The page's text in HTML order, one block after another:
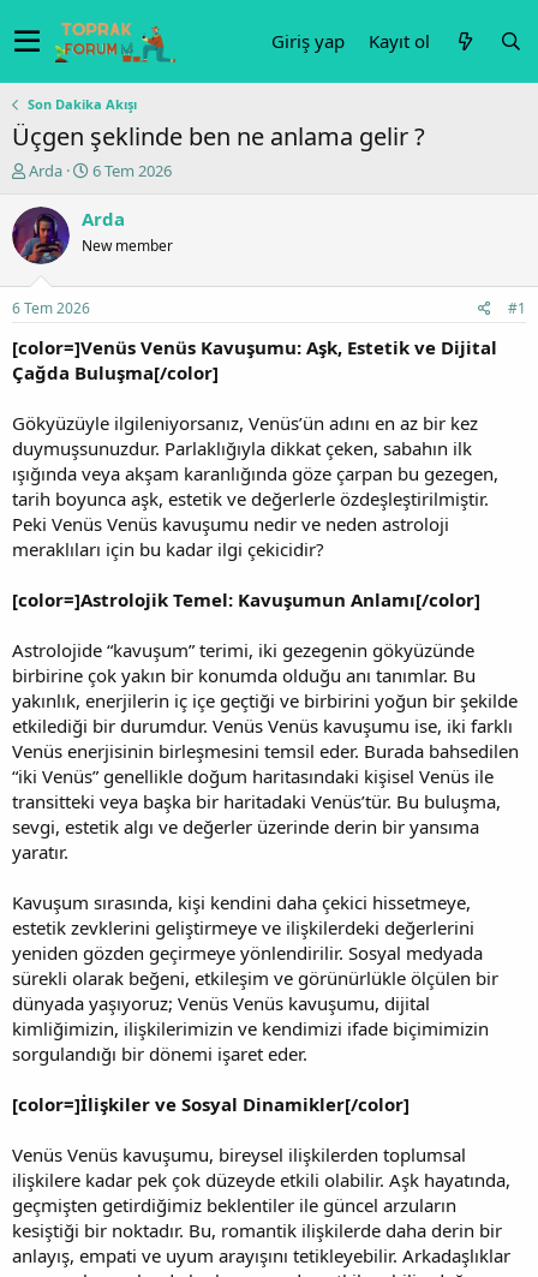
Giriş yap Kayıt ol
Son Dakika Akışı
Üçgen şeklinde ben ne anlama gelir ?
K
n
u
y
b
a
ş
a
a
n
Arda
B
ş
a
ç
a
i
h
i
6 Tem 2026
Arda
New member
6 Tem 2026 #1
[color=]Venüs Venüs Kavuşumu: Aşk, Estetik ve Dijital
Çağda Buluşma[/color]
Gökyüzüyle ilgileniyorsanız, Venüs’ün adını en az bir kez
duymuşsunuzdur. Parlaklığıyla dikkat çeken, sabahın ilk
ışığında veya akşam karanlığında göze çarpan bu gezegen,
tarih boyunca aşk, estetik ve değerlerle özdeşleştirilmiştir.
Peki Venüs Venüs kavuşumu nedir ve neden astroloji
meraklıları için bu kadar ilgi çekicidir?
[color=]Astrolojik Temel: Kavuşumun Anlamı[/color]
Astrolojide “kavuşum” terimi, iki gezegenin gökyüzünde
birbirine çok yakın bir konumda olduğu anı tanımlar. Bu
yakınlık, enerjilerin iç içe geçtiği ve birbirini yoğun bir şekilde
etkilediği bir durumdur. Venüs Venüs kavuşumu ise, iki farklı
Venüs enerjisinin birleşmesini temsil eder. Burada bahsedilen
“iki Venüs” genellikle doğum haritasındaki kişisel Venüs ile
transitteki veya başka bir haritadaki Venüs’tür. Bu buluşma,
sevgi, estetik algı ve değerler üzerinde derin bir yansıma
yaratır.
Kavuşum sırasında, kişi kendini daha çekici hissetmeye,
estetik zevklerini geliştirmeye ve ilişkilerdeki değerlerini
yeniden gözden geçirmeye yönlendirilir. Sosyal medyada
sürekli olarak beğeni, etkileşim ve görünürlükle ölçülen bir
dünyada yaşıyoruz; Venüs Venüs kavuşumu, dijital
kimliğimizin, ilişkilerimizin ve kendimizi ifade biçimimizin
sorgulandığı bir dönemi işaret eder.
[color=]İlişkiler ve Sosyal Dinamikler[/color]
Venüs Venüs kavuşumu, bireysel ilişkilerden toplumsal
ilişkilere kadar pek çok düzeyde etkili olabilir. Aşk hayatında,
geçmişten getirdiğimiz beklentiler ile güncel arzuların
kesiştiği bir noktadır. Bu, romantik ilişkilerde daha derin bir
anlayış, empati ve uyum arayışını tetikleyebilir. Arkadaşlıklar